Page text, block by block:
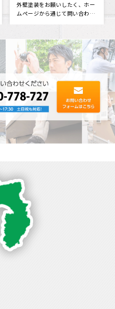
理 外壁 塗装
この度は台風が2度も直撃する
という最悪な環境の中で、とて